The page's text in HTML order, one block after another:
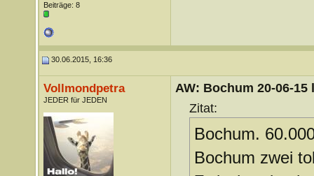
Beiträge: 8
30.06.2015, 16:36
Vollmondpetra
JEDER für JEDEN
AW: Bochum 20-06-
Zitat:
Bochum.
Bochum zwei